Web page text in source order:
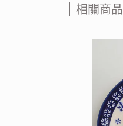
相關商品